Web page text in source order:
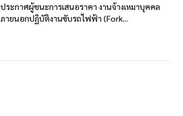
ประกาศผู้ชนะการเสนอราคา งานจ้างเหมาบุคคล
ภายนอกปฏิบัติงานขับรถไฟฟ้า (Fork...